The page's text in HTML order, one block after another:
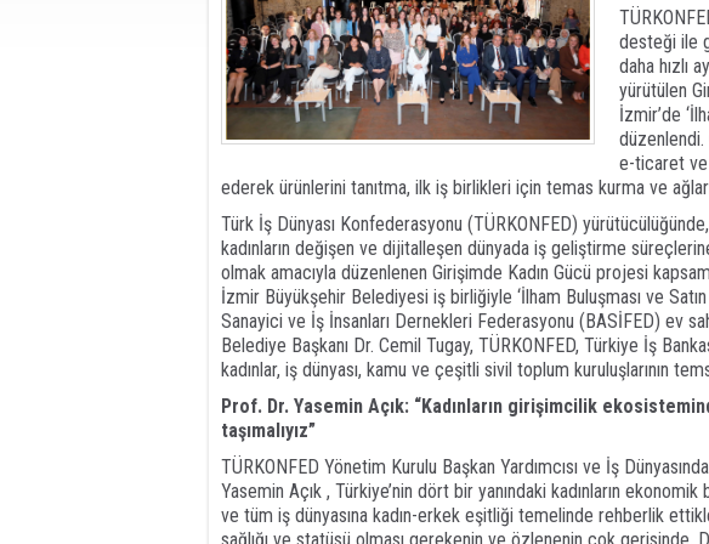
desteği ile
daha hızlı
yürütülen
İzmir’de
e-ticaret ve
ederek ürünlerini tanıtma, ilk iş birlikleri için temas kurma ve
Türk İş Dünyası Konfederasyonu (TÜRKONFED)
kadınların değişen ve dijitalleşen dünyada iş geliştirme
olmak amacıyla düzenlenen Girişimde Kadın Gücü projesi
İzmir Büyükşehir Belediyesi iş birliğiyle ‘İlham Buluşması ve
Sanayici ve İş İnsanları Dernekleri Federasyonu (BASİFED) ev
Belediye Başkanı Dr. Cemil Tugay, TÜRKONFED, Türkiye İş
kadınlar, iş dünyası, kamu ve çeşitli sivil toplum kuruluşlarının
Prof. Dr. Yasemin Açık: “Kadınların girişimcilik
taşımalıyız”
TÜRKONFED Yönetim Kurulu Başkan Yardımcısı ve İş
Yasemin Açık , Türkiye’nin dört bir yanındaki kadınların ekonomik
ve tüm iş dünyasına kadın-erkek eşitliği temelinde rehberlik